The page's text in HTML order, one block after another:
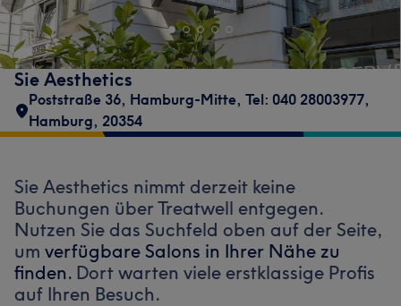
Sie Aesthetics
Poststraße 36, Hamburg-Mitte, Tel: 040 28003977,
Hamburg, 20354
Sie Aesthetics nimmt derzeit keine
Buchungen über Treatwell entgegen.
Nutzen Sie das Suchfeld oben auf der Seite,
um verfügbare Salons in Ihrer Nähe zu
finden. Dort warten viele erstklassige Profis
auf Ihren Besuch.